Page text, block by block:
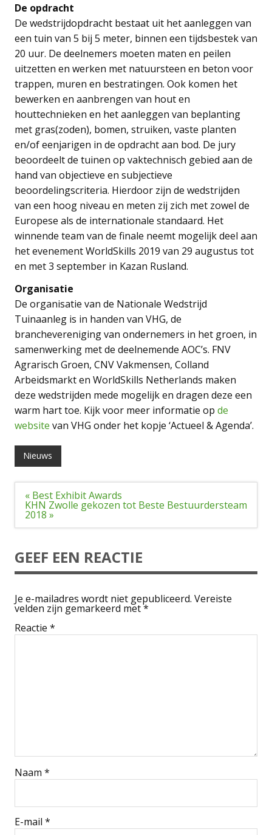
De opdracht
De wedstrijdopdracht bestaat uit het aanleggen van
een tuin van 5 bij 5 meter, binnen een tijdsbestek van
20 uur. De deelnemers moeten maten en peilen
uitzetten en werken met natuursteen en beton voor
trappen, muren en bestratingen. Ook komen het
bewerken en aanbrengen van hout en
houttechnieken en het aanleggen van beplanting
met gras(zoden), bomen, struiken, vaste planten
en/of eenjarigen in de opdracht aan bod. De jury
beoordeelt de tuinen op vaktechnisch gebied aan de
hand van objectieve en subjectieve
beoordelingscriteria. Hierdoor zijn de wedstrijden
van een hoog niveau en meten zij zich met zowel de
Europese als de internationale standaard. Het
winnende team van de finale neemt mogelijk deel aan
het evenement WorldSkills 2019 van 29 augustus tot
en met 3 september in Kazan Rusland.
Organisatie
De organisatie van de Nationale Wedstrijd
Tuinaanleg is in handen van VHG, de
branchevereniging van ondernemers in het groen, in
samenwerking met de deelnemende AOC’s. FNV
Agrarisch Groen, CNV Vakmensen, Colland
Arbeidsmarkt en WorldSkills Netherlands maken
deze wedstrijden mede mogelijk en dragen deze een
warm hart toe. Kijk voor meer informatie op de
website van VHG onder het kopje ‘Actueel & Agenda’.
Nieuws
Bericht
navigatie
« Best Exhibit Awards
KHN Zwolle gekozen tot Beste Bestuurdersteam
2018 »
GEEF EEN REACTIE
Je e-mailadres wordt niet gepubliceerd. Vereiste
velden zijn gemarkeerd met*
Reactie *
Naam *
E-mail *